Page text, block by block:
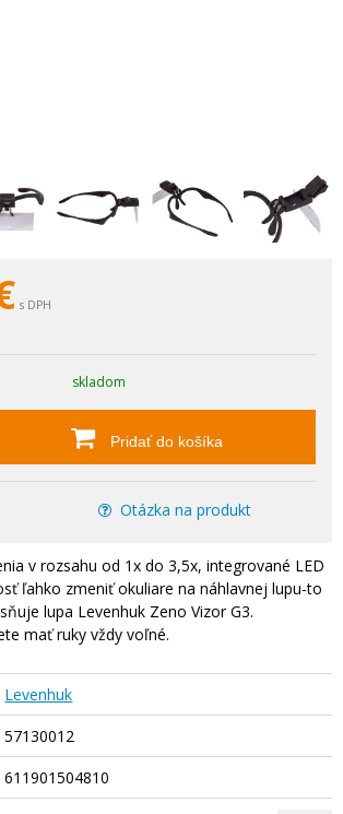
s DPH
skladom
Pridať do košíka
Otázka na produkt
v rozsahu od 1x do 3,5x, integrované LED
ľahko zmeniť okuliare na náhlavnej lupu-to
lupa Levenhuk Zeno Vizor G3.
mať ruky vždy voľné.
Levenhuk
57130012
611901504810